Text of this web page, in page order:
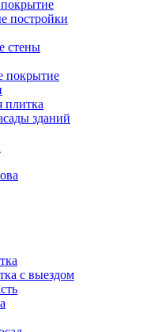
постройки
стены
покрытие
плитка
зданий
с выездом